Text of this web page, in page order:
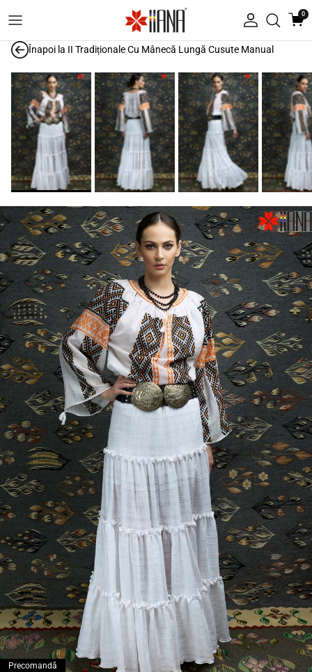
Autentificare
0
Înapoi la II Tradiționale Cu Mânecă Lungă Cusute Manual
Precomandă